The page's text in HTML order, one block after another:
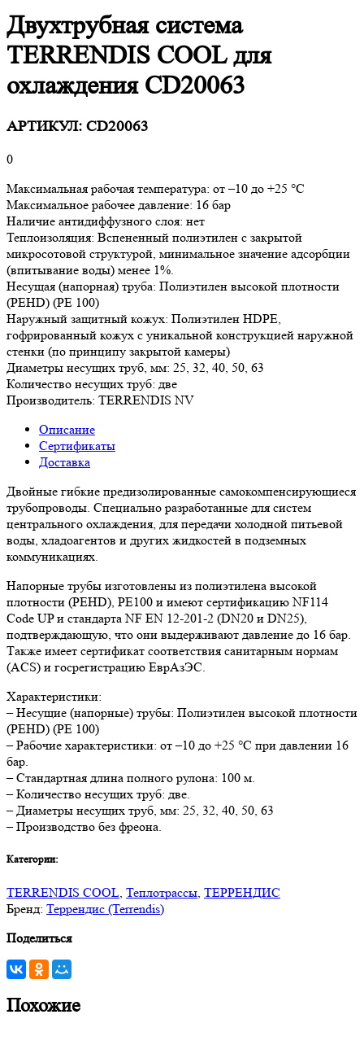
Двухтрубная система
TERRENDIS COOL для
охлаждения CD20063
АРТИКУЛ: CD20063
0
Максимальная рабочая температура: от –10 до +25 °C
Максимальное рабочее давление: 16 бар
Наличие антидиффузного слоя: нет
Теплоизоляция: Вспененный полиэтилен с закрытой
микросотовой структурой, минимальное значение адсорбции
(впитывание воды) менее 1%.
Несущая (напорная) труба: Полиэтилен высокой плотности
(PEHD) (PE 100)
Наружный защитный кожух: Полиэтилен HDPE,
гофрированный кожух с уникальной конструкцией наружной
стенки (по принципу закрытой камеры)
Диаметры несущих труб, мм: 25, 32, 40, 50, 63
Количество несущих труб: две
Производитель: TERRENDIS NV
Описание
Сертификаты
Доставка
Двойные гибкие предизолированные самокомпенсирующиеся
трубопроводы. Специально разработанные для систем
центрального охлаждения, для передачи холодной питьевой
воды, хладоагентов и других жидкостей в подземных
коммуникациях.
Напорные трубы изготовлены из полиэтилена высокой
плотности (PEHD), PE100 и имеют сертификацию NF114
Code UP и стандарта NF EN 12-201-2 (DN20 и DN25),
подтверждающую, что они выдерживают давление до 16 бар.
Также имеет сертификат соответствия санитарным нормам
(ACS) и госрегистрацию ЕврАзЭС.
Характеристики:
– Несущие (напорные) трубы: Полиэтилен высокой плотности
(PEHD) (PE 100)
– Рабочие характеристики: от –10 до +25 °C при давлении 16
бар.
– Стандартная длина полного рулона: 100 м.
– Количество несущих труб: две.
– Диаметры несущих труб, мм: 25, 32, 40, 50, 63
– Производство без фреона.
Категории:
TERRENDIS COOL Теплотрассы ТЕРРЕНДИС
Бренд: Террендис (Terrendis)
Поделиться
Похожие